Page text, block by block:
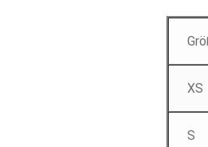
XS
S